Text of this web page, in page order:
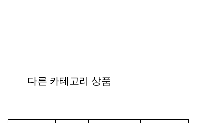
다른 카테고리 상품